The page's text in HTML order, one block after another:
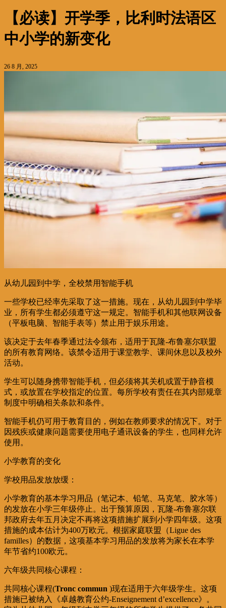
【必读】开学季，比利时法语区
中小学的新变化
26 8 月, 2025
从幼儿园到中学，全校禁用智能手机
一些学校已经率先采取了这一措施。现在，从幼儿园到中学毕
业，所有学生都必须遵守这一规定。智能手机和其他联网设备
（平板电脑、智能手表等）禁止用于娱乐用途。
该决定于去年春季通过法令颁布，适用于瓦隆-布鲁塞尔联盟
的所有教育网络。该禁令适用于课堂教学、课间休息以及校外
活动。
学生可以随身携带智能手机，但必须将其关机或置于静音模
式，或放置在学校指定的位置。每所学校有责任在其内部规章
制度中明确相关条款和条件。
智能手机仍可用于教育目的，例如在教师要求的情况下。对于
因残疾或健康问题需要使用电子通讯设备的学生，也同样允许
使用。
小学教育的变化
学校用品发放放缓：
小学教育的基本学习用品（笔记本、铅笔、马克笔、胶水等）
的发放在小学三年级停止。出于预算原因，瓦隆-布鲁塞尔联
邦政府去年五月决定不再将这项措施扩展到小学四年级。这项
措施的成本估计为400万欧元。根据家庭联盟（Ligue des
familles）的数据，这项基本学习用品的发放将为家长在本学
年节省约100欧元。
六年级共同核心课程：
共同核心课程(Tronc commun )现在适用于六年级学生。这项
措施已被纳入《卓越教育公约-Enseignement d’excellence》。